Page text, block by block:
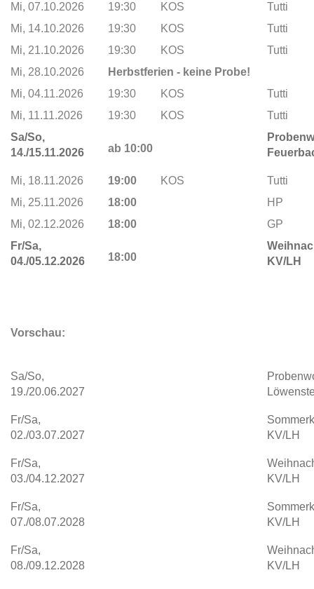
Mi, 07.10.2026
19:30 KOS
Tutti
Mi, 14.10.2026
19:30 KOS
Tutti
Mi, 21.10.2026
19:30 KOS
Tutti
Mi, 28.10.2026
Herbstferien - keine Probe!
Mi, 04.11.2026
19:30 KOS
Tutti
Mi, 11.11.2026
19:30 KOS
Tutti
Sa/So,
14./15.11.2026
ab 10:00
Mi, 18.11.2026 19:00 KOS
Tutti
Mi, 25.11.2026
18:00
HP
Mi, 02.12.2026
18:00
GP
Fr/Sa,
04./05.12.2026
18:00
KV/LH
Vorschau:
Sa/So,
19./20.06.2027
Fr/Sa,
02./03.07.2027
KV/LH
Fr/Sa,
03./04.12.2027
KV/LH
Fr/Sa,
07./08.07.2028
KV/LH
Fr/Sa,
08./09.12.2028
KV/LH